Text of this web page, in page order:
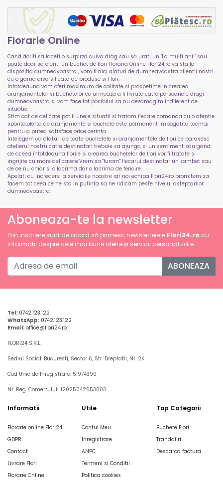
Florarie Online
Cand doriti sa faceti o surpirza cuiva drag sau sa urati un "La multi ani!" sau
poate doar sa oferiti un buchet de flori Floraria Online Flori24.ro va sta la
dispozitia dumneavoastra , vom fi aici alaturi de dumneavoastra clientii nostri
cu o gama diversificata de produse si Flori.
Intotdeauna vom oferi maximum de calitate si prospetime in crearea
aranjamentelor si buchetelor ce urmeaza a fi livrate catre persoanele dragi
dumneavoastra si vom face tot posibilul sa nu dezamagim indiferent de
situatie.
Stim cat de delicate pot fi unele situatii si tratam fiecare comanda cu o atentie
sporita,oferta de aranjamente si buchete este permanent imbogatita tocmai
pentru a putea satisface orice cerinta.
Intelegem ca alaturi de toate buchetele si aranjamentele de flori ce parasesc
atelierul nostru catre destinatari trebuie sa ajunga si un sentiment sau gand,
de aceea intotdeauna florile si crearea buchetelor de flori vor fi tratate si
ingrijite cu mare delicatete.Vrem sa "furam" fiecarui destinatar un zambet sau
de ce nu chiar si o lacrima dar o lacrima de fericire.
Apelati cu incredere la serviciile noastre iar noi echipa Flori24.ro promitem sa
facem tot ceea ce ne sta in putinta sa ne ridicam peste nivelul asteptarilor
dumneavoastra.
Aboneaza-te la newsletter
Prin inscriere sunt de acord să primesc newsletterele Flori24.ro cu
informații despre cele mai bune oferte și servicii personalizate.
ABONEAZA
Tel: 0742.123.122
WhatsApp: 0742.123.122
Email: office@flori24.ro
FLORI24 S.R.L.
Sediul Social: Bucuresti, Sector 6, Str. Dreptatii, Nr. 2K
Cod Unic de Inregistrare: 51974390
Nr. Reg. Comertului: J2025042653003
Informatii
Florarie online Flori24
GDPR
Contact
Livrare Flori
Florarie Online
Utile
Contul Meu
Inregistrare
ANPC
Termeni si Conditii
Politica cookies
Top Categorii
Buchete Flori
Trandafiri
Descarca factura